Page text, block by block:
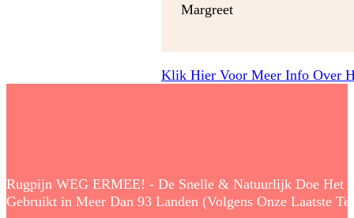
Margreet
Klik Hier Voor Meer Info Over
Rugpijn WEG ERMEE! - De Snelle & Natuurlijk Doe Het
Gebruikt in Meer Dan 93 Landen (Volgens Onze Laatste